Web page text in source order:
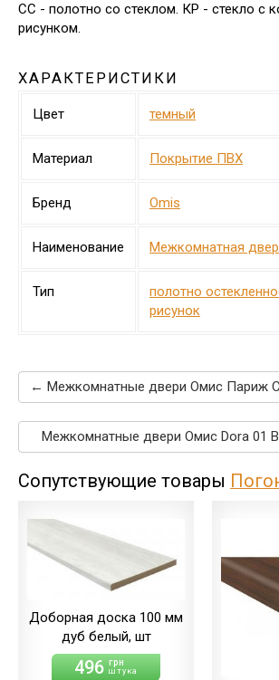
СС - полотно со стеклом. КР - стекло с
рисунком.
ХАРАКТЕРИСТИКИ
Цвет темный
Материал Покрытие ПВХ
Бренд Omis
Наименование Межкомнатная
Тип полотно
рисунок
Межкомнатные двери Омис Dora 01
Сопутствующие товары
Доборная доска 100 мм
дуб белый, шт
496 грн
штука